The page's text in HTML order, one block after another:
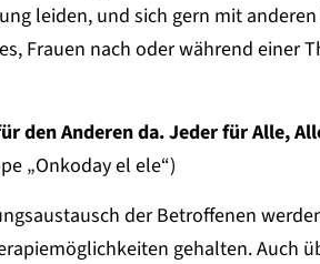
leiden, und sich gern mit
Frauen nach oder während einer
den Anderen da. Jeder für Alle,
„Onkoday el ele“)
der Betroffenen
gehalten. Auch